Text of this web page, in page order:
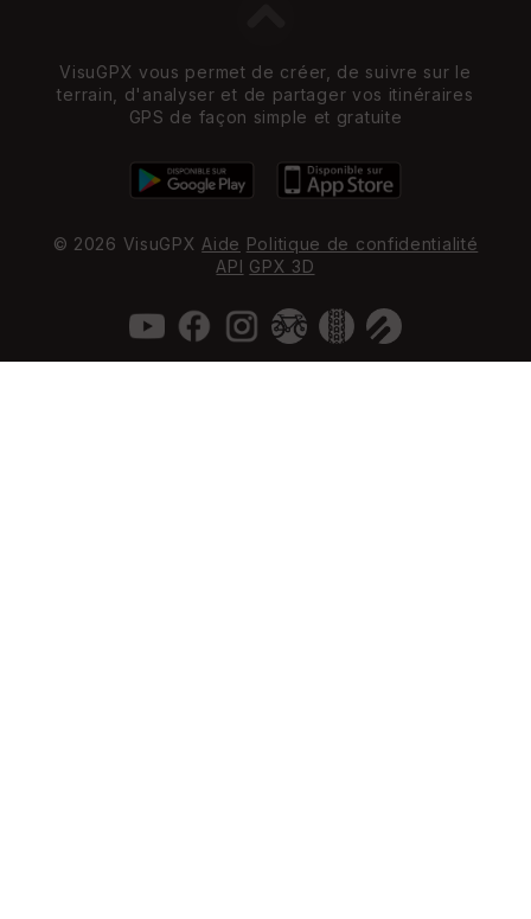
VisuGPX vous permet de créer, de suivre sur le
terrain, d'analyser et de partager vos itinéraires
GPS de façon simple et gratuite
© 2026 VisuGPX Aide Politique de confidentialité
API GPX 3D